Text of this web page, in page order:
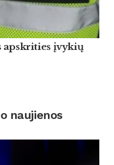
apskrities įvykių
naujienos